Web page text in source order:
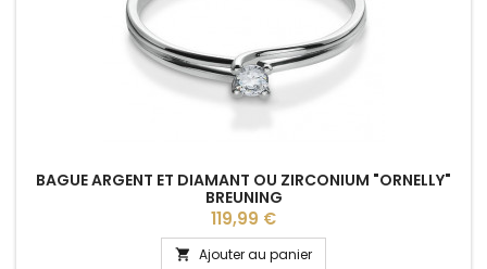
BAGUE ARGENT ET DIAMANT OU ZIRCONIUM "ORNELLY"
BREUNING
Prix
119,99 €
 Ajouter au panier